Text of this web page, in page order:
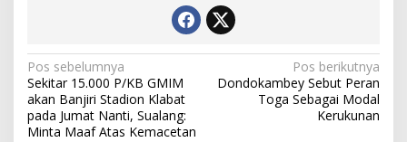
N
a
v
Pos sebelumnya
Sekitar 15.000 P/KB GMIM
akan Banjiri Stadion Klabat
pada Jumat Nanti, Sualang:
Minta Maaf Atas Kemacetan
Pos berikutnya
Dondokambey Sebut Peran
Toga Sebagai Modal
Kerukunan